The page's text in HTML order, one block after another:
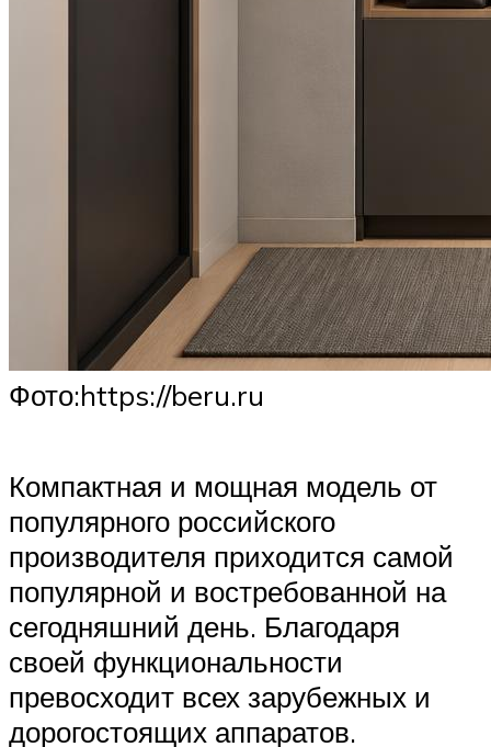
​Фото:https://beru.ru
Компактная и мощная модель от
популярного российского
производителя приходится самой
популярной и востребованной на
сегодняшний день. Благодаря
своей функциональности
превосходит всех зарубежных и
дорогостоящих аппаратов.